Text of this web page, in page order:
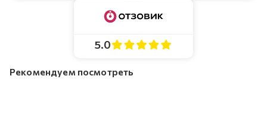
5.0
Рекомендуем посмотреть